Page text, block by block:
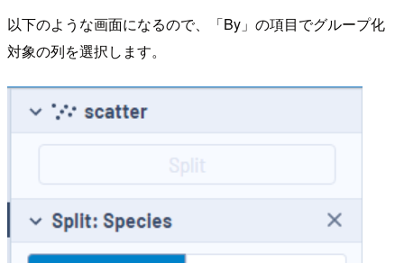
以下のような画面になるので、「By」の項目でグループ化
対象の列を選択します。